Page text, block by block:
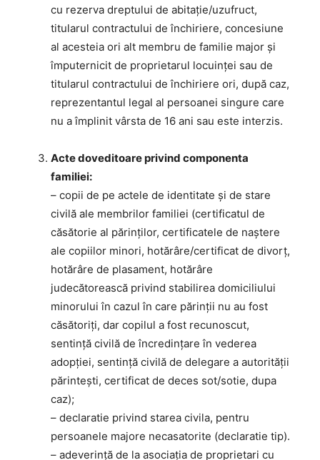
cu rezerva dreptului de abitaţie/uzufruct,
titularul contractului de închiriere, concesiune
al acesteia ori alt membru de familie major şi
împuternicit de proprietarul locuinţei sau de
titularul contractului de închiriere ori, după caz,
reprezentantul legal al persoanei singure care
nu a împlinit vârsta de 16 ani sau este interzis.
Acte doveditoare privind componenta
familiei:
– copii de pe actele de identitate și de stare
civilă ale membrilor familiei (certificatul de
căsătorie al părinților, certificatele de naştere
ale copiilor minori, hotărâre/certificat de divorț,
hotărâre de plasament, hotărâre
judecătorească privind stabilirea domiciliului
minorului în cazul în care părinții nu au fost
căsătoriți, dar copilul a fost recunoscut,
sentință civilă de încredințare în vederea
adopției, sentință civilă de delegare a autorității
părintești, certificat de deces sot/sotie, dupa
caz);
– declaratie privind starea civila, pentru
persoanele majore necasatorite (declaratie tip).
– adeverinţă de la asociaţia de proprietari cu